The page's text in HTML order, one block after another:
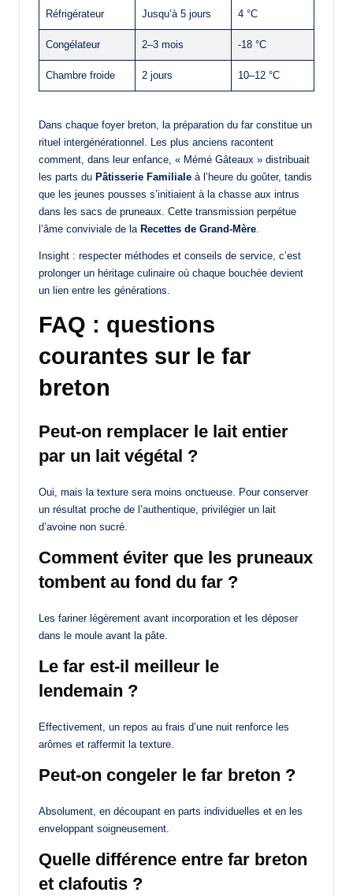
Réfrigérateur Jusqu’à 5 jours 4 °C
Congélateur 2–3 mois -18 °C
Chambre froide 2 jours 10–12 °C
Dans chaque foyer breton, la préparation du far constitue un
rituel intergénérationnel. Les plus anciens racontent
comment, dans leur enfance, « Mémé Gâteaux » distribuait
les parts du Pâtisserie Familiale à l’heure du goûter, tandis
que les jeunes pousses s’initiaient à la chasse aux intrus
dans les sacs de pruneaux. Cette transmission perpétue
l’âme conviviale de la Recettes de Grand-Mère.
Insight : respecter méthodes et conseils de service, c’est
prolonger un héritage culinaire où chaque bouchée devient
un lien entre les générations.
FAQ : questions
courantes sur le far
breton
Peut-on remplacer le lait entier
par un lait végétal ?
Oui, mais la texture sera moins onctueuse. Pour conserver
un résultat proche de l’authentique, privilégier un lait
d’avoine non sucré.
Comment éviter que les pruneaux
tombent au fond du far ?
Les fariner légèrement avant incorporation et les déposer
dans le moule avant la pâte.
Le far est-il meilleur le
lendemain ?
Effectivement, un repos au frais d’une nuit renforce les
arômes et raffermit la texture.
Peut-on congeler le far breton ?
Absolument, en découpant en parts individuelles et en les
enveloppant soigneusement.
Quelle différence entre far breton
et clafoutis ?